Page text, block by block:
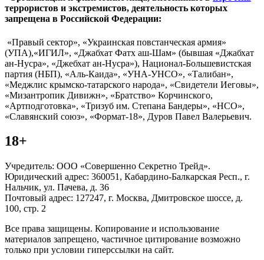
террористов и экстремистов, деятельность которых
запрещена в Российской Федерации:
«Правый сектор», «Украинская повстанческая армия»
(УПА),«ИГИЛ», «Джабхат Фатх аш-Шам» (бывшая «Джабхат
ан-Нусра», «Джебхат ан-Нусра»), Национал-Большевистская
партия (НБП), «Аль-Каида», «УНА-УНСО», «Талибан»,
«Меджлис крымско-татарского народа», «Свидетели Иеговы»,
«Мизантропик Дивижн», «Братство» Корчинского,
«Артподготовка», «Тризуб им. Степана Бандеры», «НСО»,
«Славянский союз», «Формат-18», Дуров Павел Валерьевич.
18+
Учредитель: ООО «Совершенно Секретно Трейд».
Юридический адрес: 360051, Кабардино-Балкарская Респ., г.
Нальчик, ул. Пачева, д. 36
Почтовый адрес: 127247, г. Москва, Дмитровское шоссе, д.
100, стр. 2
Все права защищены. Копирование и использование
материалов запрещено, частичное цитирование возможно
только при условии гиперссылки на сайт.